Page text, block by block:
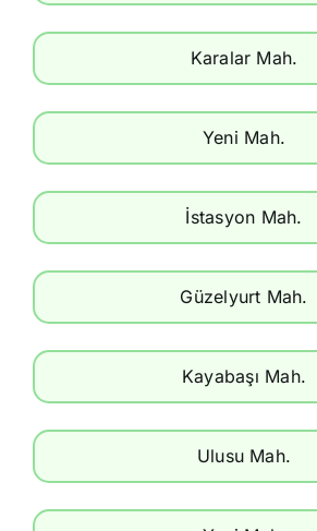
Karalar Mah.
Yeni Mah.
İstasyon Mah.
Güzelyurt Mah.
Kayabaşı Mah.
Ulusu Mah.